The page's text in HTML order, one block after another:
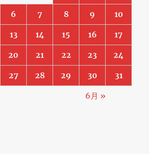
6 7 8 9 10
13 14 15 16 17
20 21 22 23 24
27 28 29 30 31
6月 »